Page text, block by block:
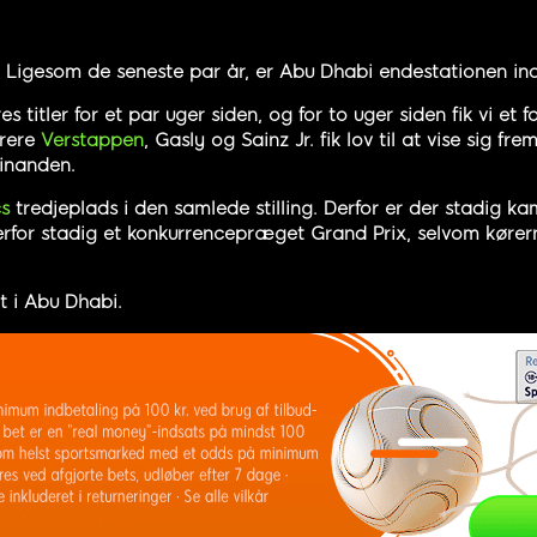
de seneste par år, er Abu Dhabi endestationen
titler for et par uger siden, og for to uger siden fik vi et
Verstappen, Gasly og Sainz Jr. fik lov til at vise sig
tredjeplads i den samlede stilling. Derfor er der stadig
stadig et konkurrencepræget Grand Prix, selvom
i Abu Dhabi.